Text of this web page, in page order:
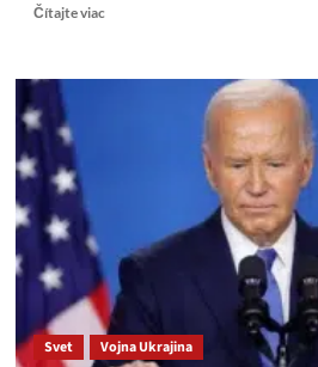
Čítajte viacRead
Peskov:
opäť
použijú
ATACMS
Svet Vojna Ukrajina